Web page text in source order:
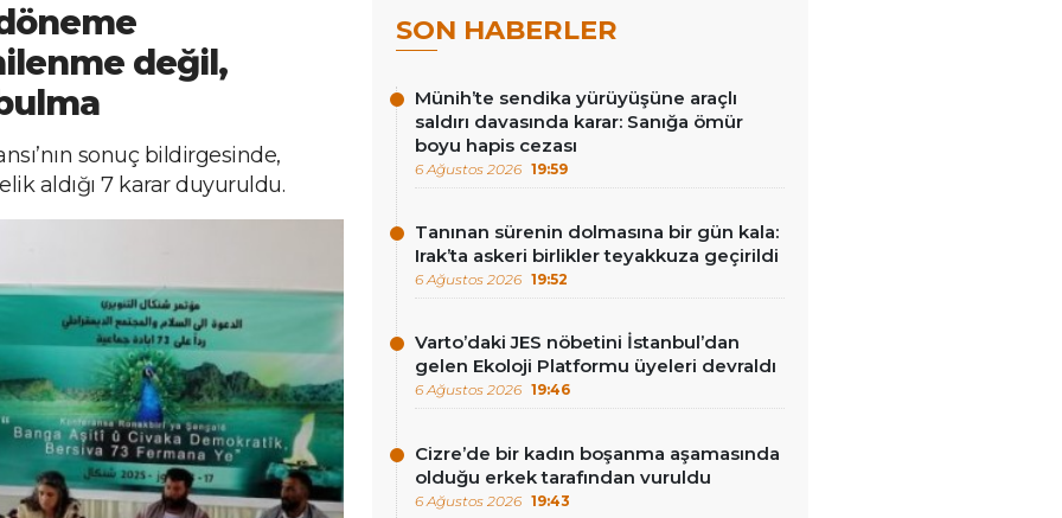
değil,
sonuç bildirgesinde,
aldığı 7 karar duyuruldu.
SON HABERLER
Münih’te sendika yürüyüşüne araçlı
saldırı davasında karar: Sanığa ömür
boyu hapis cezası
6 Ağustos 2026 19:59
Tanınan sürenin dolmasına bir gün kala:
Irak’ta askeri birlikler teyakkuza geçirildi
6 Ağustos 2026 19:52
Varto’daki JES nöbetini İstanbul’dan
gelen Ekoloji Platformu üyeleri devraldı
6 Ağustos 2026 19:46
Cizre’de bir kadın boşanma aşamasında
olduğu erkek tarafından vuruldu
6 Ağustos 2026 19:43